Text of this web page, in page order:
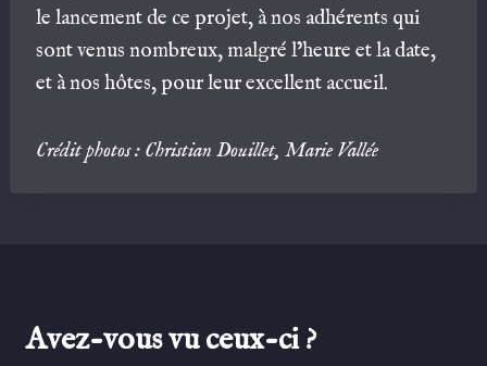
le lancement de ce projet, à nos adhérents qui
sont venus nombreux, malgré l’heure et la date,
et à nos hôtes, pour leur excellent accueil.
Crédit photos : Christian Douillet, Marie Vallée
Avez-vous vu ceux-ci ?